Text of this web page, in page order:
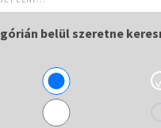
el
gépelni...
belül szeretne